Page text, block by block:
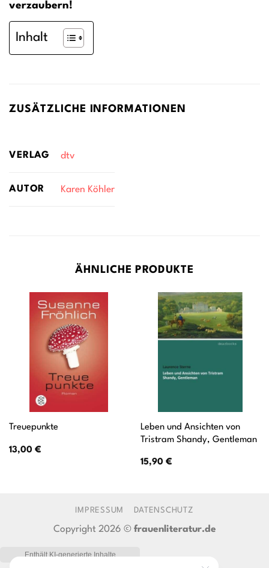
verzaubern!
Inhalt
ZUSÄTZLICHE INFORMATIONEN
VERLAG dtv
AUTOR Karen Köhler
ÄHNLICHE PRODUKTE
Treuepunkte
13,00 €
Leben und Ansichten von
Tristram Shandy, Gentleman
15,90 €
IMPRESSUM DATENSCHUTZ
Copyright 2026 © frauenliteratur.de